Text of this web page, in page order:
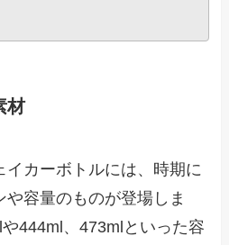
材
イカーボトルには、時期に
容量のものが登場しま
444ml、473mlといった容